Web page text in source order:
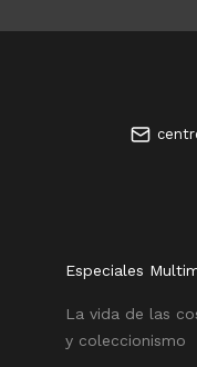
Especiales
La vida de las
y coleccionismo